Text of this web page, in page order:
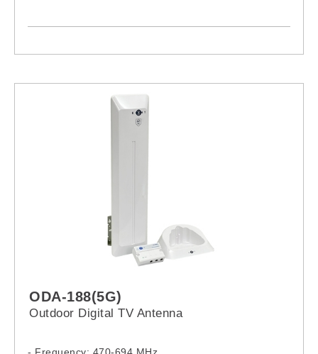
ODA-188(5G)
Outdoor Digital TV Antenna
- Frequency: 470-694 MHz